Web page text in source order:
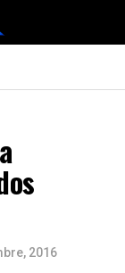
2016